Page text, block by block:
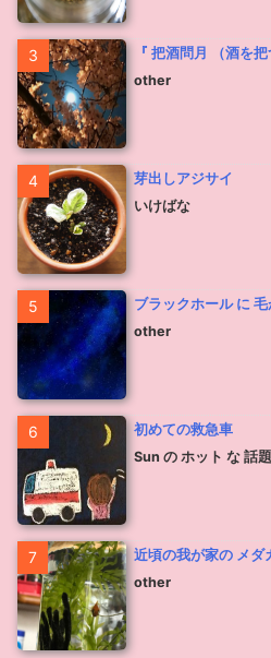
3
『 把酒問月 （酒を
other
4
芽出しアジサイ
いけばな
5
ブラックホール に
other
6
初めての救急車
Sun の ホット な 話題
7
近頃の我が家の メダ
other